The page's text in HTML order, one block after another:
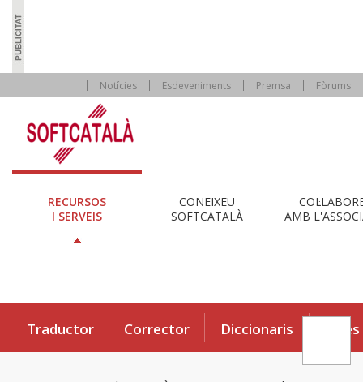
Notícies Esdeveniments Premsa Fòrums
RECURSOS
I SERVEIS
CONEIXEU
SOFTCATALÀ
AMB
Traductor Corrector Diccionaris Eines